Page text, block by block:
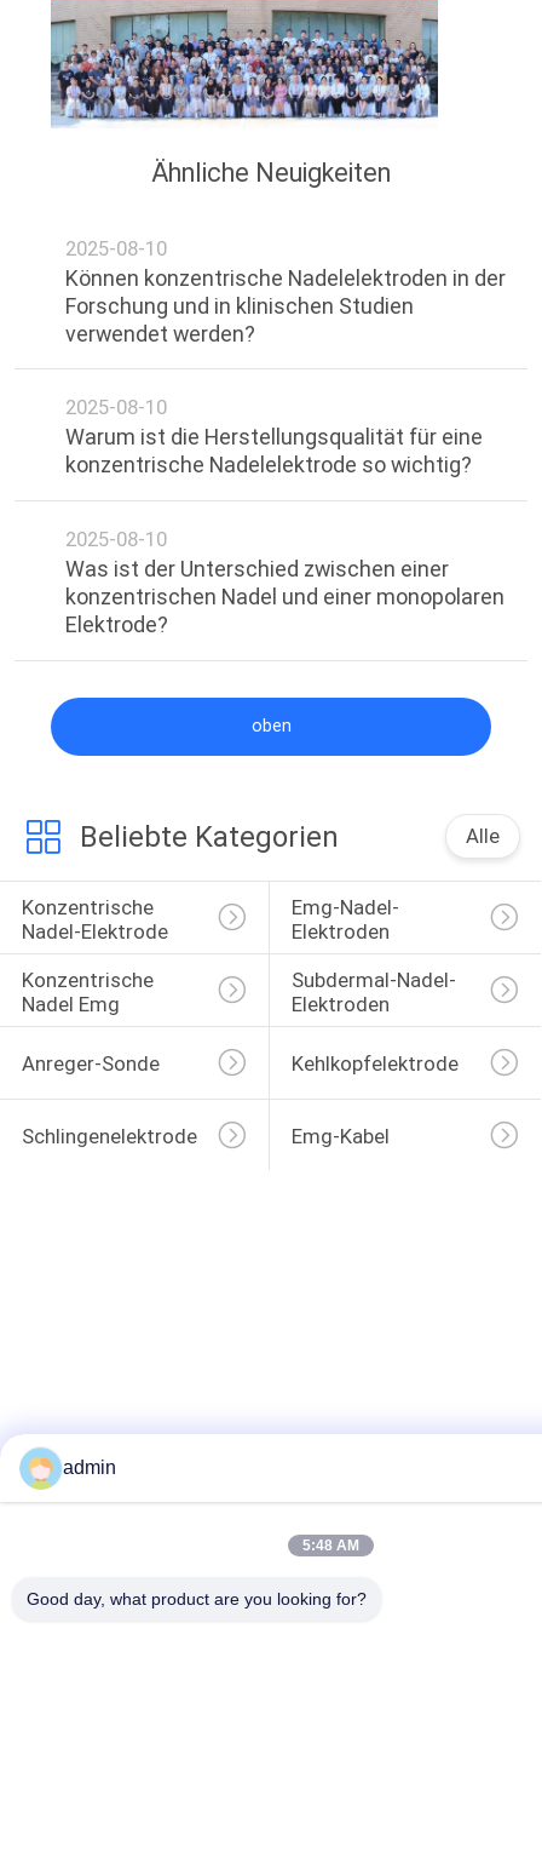
Ähnliche Neuigkeiten
2025-08-10
Können konzentrische Nadelelektroden in der
Forschung und in klinischen Studien
verwendet werden?
2025-08-10
Warum ist die Herstellungsqualität für eine
konzentrische Nadelelektrode so wichtig?
2025-08-10
Was ist der Unterschied zwischen einer
konzentrischen Nadel und einer monopolaren
Elektrode?
oben
Beliebte Kategorien Alle
Konzentrische
Nadel-Elektrode
Emg-Nadel-
Elektroden
Konzentrische
Nadel Emg
Subdermal-Nadel-
Elektroden
Anreger-Sonde Kehlkopfelektrode
Schlingenelektrode Emg-Kabel
admin
5:48 AM
Good day, what product are you looking for?